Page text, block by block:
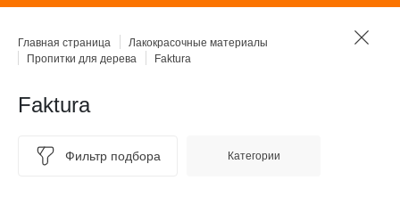
Главная страница
Лакокрасочные материалы
Пропитки для дерева
Faktura
Faktura
Фильтр подбора Категории